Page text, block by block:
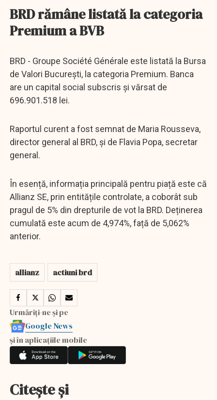
BRD rămâne listată la categoria
Premium a BVB
BRD - Groupe Société Générale este listată la Bursa
de Valori București, la categoria Premium. Banca
are un capital social subscris și vărsat de
696.901.518 lei.
Raportul curent a fost semnat de Maria Rousseva,
director general al BRD, și de Flavia Popa, secretar
general.
În esență, informația principală pentru piață este că
Allianz SE, prin entitățile controlate, a coborât sub
pragul de 5% din drepturile de vot la BRD. Deținerea
cumulată este acum de 4,974%, față de 5,062%
anterior.
allianz actiuni brd
Urmăriți-ne și pe
Google News
și în aplicațiile mobile
Citește și